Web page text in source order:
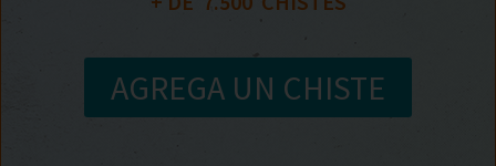
AGREGA UN CHISTE